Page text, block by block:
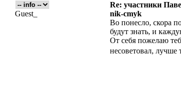
Re: участники
Guest_
nik-cmyk
Во понесло, скора
будут знать, и
От себя пожелаю
несоветовал, лучше